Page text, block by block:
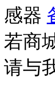
感器
若商
请与